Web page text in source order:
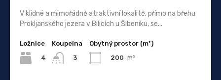
V klidné a mimořádně atraktivní lokalitě, přímo na břehu
Prokljanského jezera v Bilicích u Šibeniku, se...
Ložnice
4
Koupelna
3
Obytný prostor (m²)
200 m²